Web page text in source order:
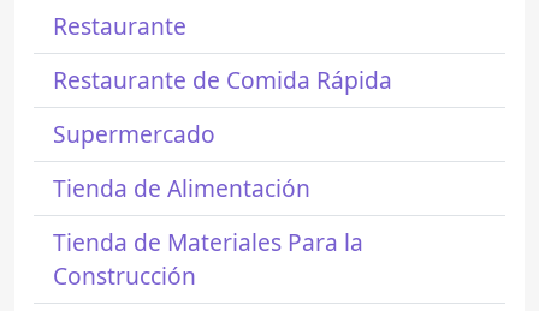
Restaurante
Restaurante de Comida Rápida
Supermercado
Tienda de Alimentación
Tienda de Materiales Para la
Construcción